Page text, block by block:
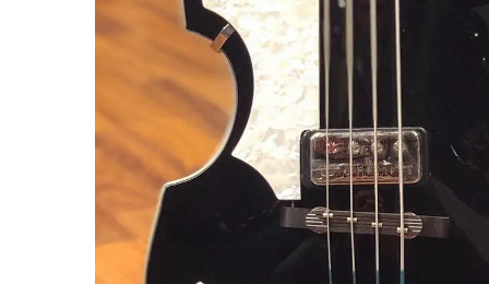
Standard
Nouveau
Exclusivité
Bassforce
Hagstrom
Serie U5
Serie V5
Serie V7
Serie Z3
Serie Z7
Markbass
Marleaux
Music Man
Prodipe